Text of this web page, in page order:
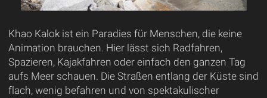
Khao Kalok ist ein Paradies für Menschen, die keine
Animation brauchen. Hier lässt sich Radfahren,
Spazieren, Kajakfahren oder einfach den ganzen Tag
aufs Meer schauen. Die Straßen entlang der Küste sind
flach, wenig befahren und von spektakulischer